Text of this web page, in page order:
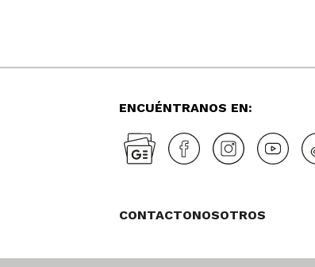
ENCUÉNTRANOS EN:
CONTACTONOSOTROS